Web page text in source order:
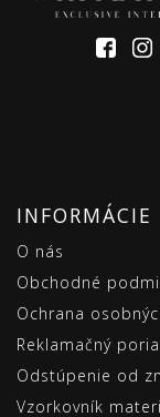
INFORMÁCIE
O nás
Obchodné
Ochrana
Reklamačný
Odstúpenie od
Vzorkovník